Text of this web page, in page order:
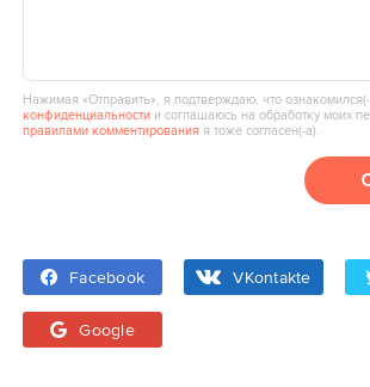
Нажимая «Отправить», я подтверждаю, что
конфиденциальности и соглашаюсь на обработку моих
правилами комментирования я тоже согласен(‑а).
Facebook VKontakte
Google